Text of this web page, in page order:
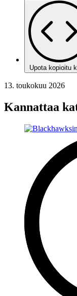
Upota kopioitu
13. toukokuu 2026
Kannattaa